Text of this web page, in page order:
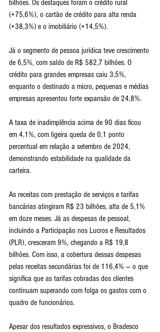
bilhões. Os destaques foram o crédito rural
(+75,6%), o cartão de crédito para alta renda
(+38,3%) e o imobiliário (+14,5%).
Já o segmento de pessoa jurídica teve crescimento
de 6,5%, com saldo de R$ 582,7 bilhões. O
crédito para grandes empresas caiu 3,5%,
enquanto o destinado a micro, pequenas e médias
empresas apresentou forte expansão de 24,8%.
A taxa de inadimplência acima de 90 dias ficou
em 4,1%, com ligeira queda de 0,1 ponto
percentual em relação a setembro de 2024,
demonstrando estabilidade na qualidade da
carteira.
As receitas com prestação de serviços e tarifas
bancárias atingiram R$ 23 bilhões, alta de 5,1%
em doze meses. Já as despesas de pessoal,
incluindo a Participação nos Lucros e Resultados
(PLR), cresceram 9%, chegando a R$ 19,8
bilhões. Com isso, a cobertura dessas despesas
pelas receitas secundárias foi de 116,4% — o que
significa que as tarifas cobradas dos clientes
continuam superando com folga os gastos com o
quadro de funcionários.
Apesar dos resultados expressivos, o Bradesco